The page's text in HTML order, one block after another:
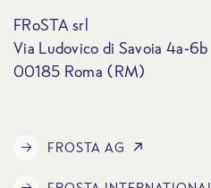
FRoSTA srl
Via Ludovico di Savoia 4a-6b
00185 Roma (RM)
FROSTA AG